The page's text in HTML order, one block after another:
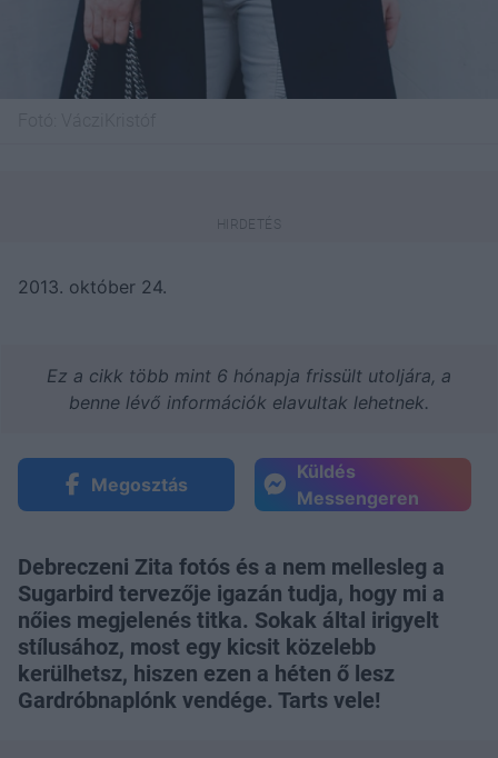
2013. október 24.
Ez a cikk több mint 6 hónapja frissült utoljára, a
benne lévő információk elavultak lehetnek.
Megosztás
Küldés
Messengeren
Debreczeni Zita fotós és a nem mellesleg a
Sugarbird tervezője igazán tudja, hogy mi a
nőies megjelenés titka. Sokak által irigyelt
stílusához, most egy kicsit közelebb
kerülhetsz, hiszen ezen a héten ő lesz
Gardróbnaplónk vendége. Tarts vele!